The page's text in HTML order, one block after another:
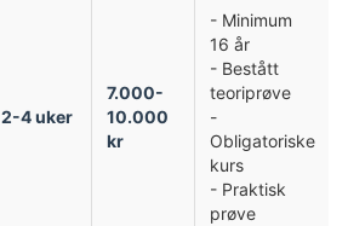
2-4 uker
7.000-
10.000
kr
- Minimum
16 år
- Bestått
teoriprøve
-
Obligatoriske
kurs
- Praktisk
prøve